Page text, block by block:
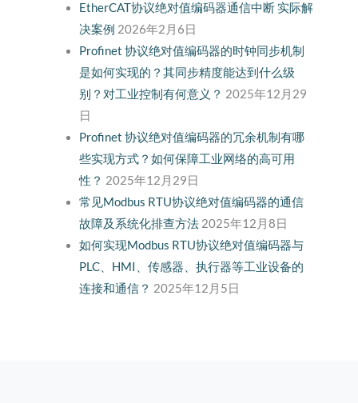
EtherCAT协议绝对值编码器通信中断 实际解
决案例 2026年2月6日
Profinet 协议绝对值编码器的时钟同步机制
是如何实现的？其同步精度能达到什么级
别？对工业控制有何意义？ 2025年12月29
日
Profinet 协议绝对值编码器的冗余机制有哪
些实现方式？如何保障工业网络的高可用
性？ 2025年12月29日
常见Modbus RTU协议绝对值编码器的通信
故障及系统化排查方法 2025年12月8日
如何实现Modbus RTU协议绝对值编码器与
PLC、HMI、传感器、执行器等工业设备的
连接和通信？ 2025年12月5日